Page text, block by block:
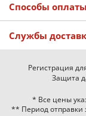
Способы оплаты
Службы
Регистрация
Защита
* Все цены
** Период отправки